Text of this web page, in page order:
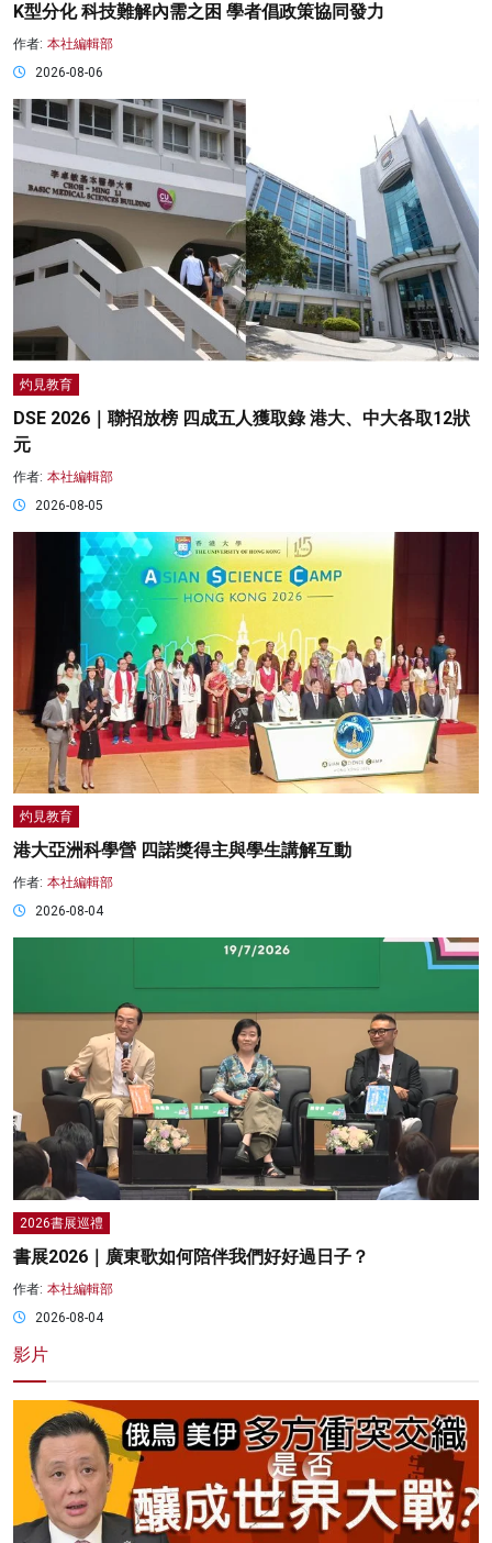
K型分化 科技難解內需之困 學者倡政策協同發力
作者: 本社編輯部
2026-08-06
灼見教育
DSE 2026｜聯招放榜 四成五人獲取錄 港大、中大各取12狀
元
作者: 本社編輯部
2026-08-05
灼見教育
港大亞洲科學營 四諾獎得主與學生講解互動
作者: 本社編輯部
2026-08-04
2026書展巡禮
書展2026｜廣東歌如何陪伴我們好好過日子？
作者: 本社編輯部
2026-08-04
影片